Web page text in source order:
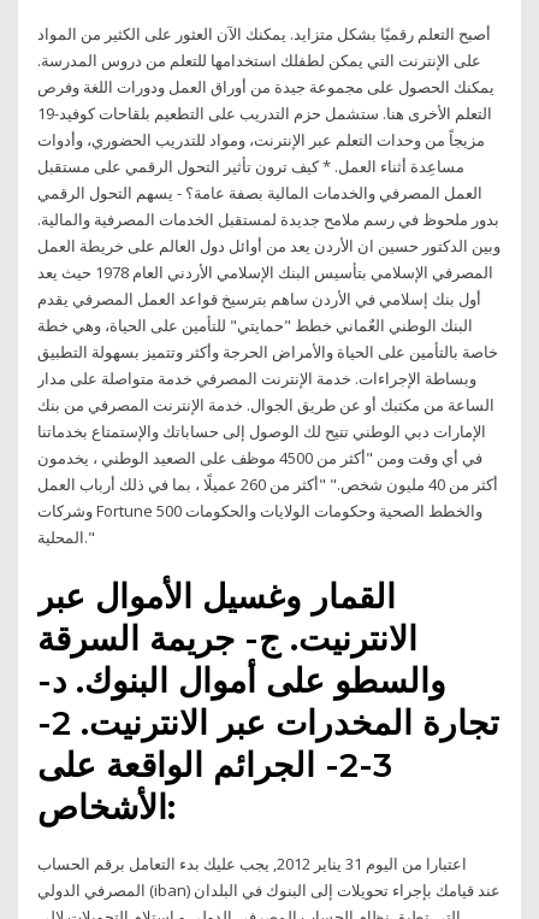
أصبح التعلم رقميًا بشكل متزايد. يمكنك الآن العثور على الكثير من المواد
على الإنترنت التي يمكن لطفلك استخدامها للتعلم من دروس المدرسة.
يمكنك الحصول على مجموعة جيدة من أوراق العمل ودورات اللغة وفرص
التعلم الأخرى هنا. ستشمل حزم التدريب على التطعيم بلقاحات كوفيد-19
مزيجاً من وحدات التعلم عبر الإنترنت، ومواد للتدريب الحضوري، وأدوات
مساعِدة أثناء العمل. * كيف ترون تأثير التحول الرقمي على مستقبل
العمل المصرفي والخدمات المالية بصفة عامة؟ - يسهم التحول الرقمي
بدور ملحوظ في رسم ملامح جديدة لمستقبل الخدمات المصرفية والمالية.
وبين الدكتور حسين ان الأردن يعد من أوائل دول العالم على خريطة العمل
المصرفي الإسلامي بتأسيس البنك الإسلامي الأردني العام 1978 حيث يعد
أول بنك إسلامي في الأردن ساهم بترسيخ قواعد العمل المصرفي يقدم
البنك الوطني العٌماني خطط "حمايتي" للتأمين على الحياة، وهي خطة
خاصة بالتأمين على الحياة والأمراض الحرجة وأكثر وتتميز بسهولة التطبيق
وبساطة الإجراءات. خدمة الإنترنت المصرفي خدمة متواصلة على مدار
الساعة من مكتبك أو عن طريق الجوال. خدمة الإنترنت المصرفي من بنك
الإمارات دبي الوطني تتيح لك الوصول إلى حساباتك والإستمتاع بخدماتنا
في أي وقت ومن "أكثر من 4500 موظف على الصعيد الوطني ، يخدمون
أكثر من 40 مليون شخص." "أكثر من 260 عميلًا ، بما في ذلك أرباب العمل
وشركات Fortune 500 والخطط الصحية وحكومات الولايات والحكومات
المحلية."
القمار وغسيل الأموال عبر
الانترنيت. ج- جريمة السرقة
والسطو على أموال البنوك. د-
تجارة المخدرات عبر الانترنيت. 2-
3-2- الجرائم الواقعة على
الأشخاص:
اعتبارا من اليوم 31 يناير 2012, يجب عليك بدء التعامل برقم الحساب
المصرفي الدولي (iban) عند قيامك بإجراء تحويلات إلى البنوك في البلدان